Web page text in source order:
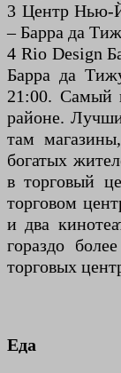
3 Центр Нью-
– Барра да
4 Rio Design
Барра да
21:00. Самый
районе.
там
богатых
в торговый
торговом
и два
гораздо
торговых
Еда